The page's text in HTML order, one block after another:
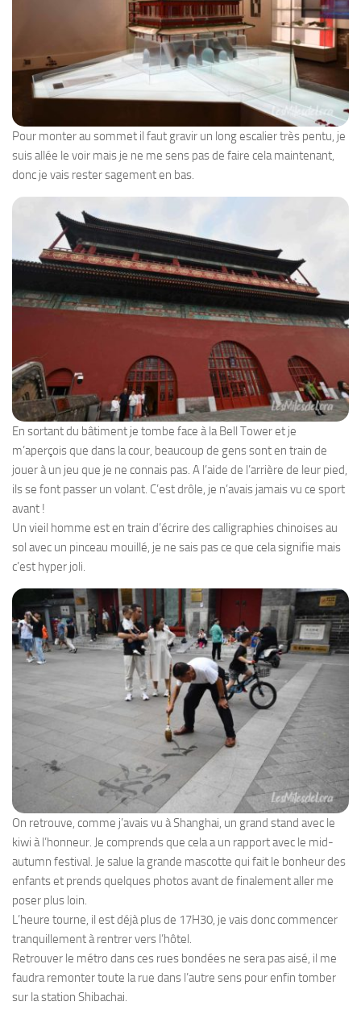
Pour monter au sommet il faut gravir un long escalier très pentu, je
suis allée le voir mais je ne me sens pas de faire cela maintenant,
donc je vais rester sagement en bas.
En sortant du bâtiment je tombe face à la Bell Tower et je
m’aperçois que dans la cour, beaucoup de gens sont en train de
jouer à un jeu que je ne connais pas. A l’aide de l’arrière de leur pied,
ils se font passer un volant. C’est drôle, je n’avais jamais vu ce sport
avant !
Un vieil homme est en train d’écrire des calligraphies chinoises au
sol avec un pinceau mouillé, je ne sais pas ce que cela signifie mais
c’est hyper joli.
On retrouve, comme j’avais vu à Shanghai, un grand stand avec le
kiwi à l’honneur. Je comprends que cela a un rapport avec le mid-
autumn festival. Je salue la grande mascotte qui fait le bonheur des
enfants et prends quelques photos avant de finalement aller me
poser plus loin.
L’heure tourne, il est déjà plus de 17H30, je vais donc commencer
tranquillement à rentrer vers l’hôtel.
Retrouver le métro dans ces rues bondées ne sera pas aisé, il me
faudra remonter toute la rue dans l’autre sens pour enfin tomber
sur la station Shibachai.